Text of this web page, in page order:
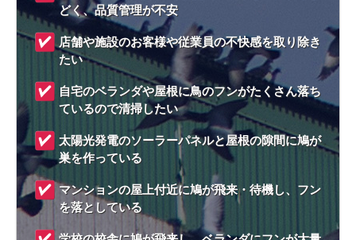
どく、品質管理が不安
店舗や施設のお客様や従業員の不快感を取り除き
たい
自宅のベランダや屋根に鳥のフンがたくさん落ち
ているので清掃したい
太陽光発電のソーラーパネルと屋根の隙間に鳩が
巣を作っている
マンションの屋上付近に鳩が飛来・待機し、フン
を落としている